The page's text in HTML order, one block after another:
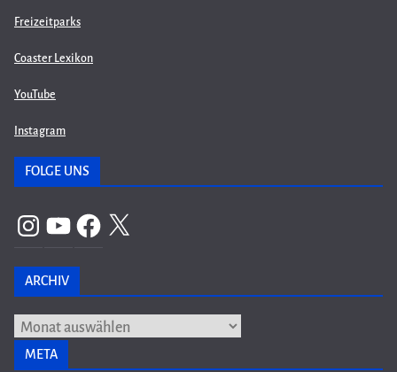
Freizeitparks
Coaster Lexikon
YouTube
Instagram
FOLGE UNS
InstagramYouTubeFacebook
X
ARCHIV
Archiv
META